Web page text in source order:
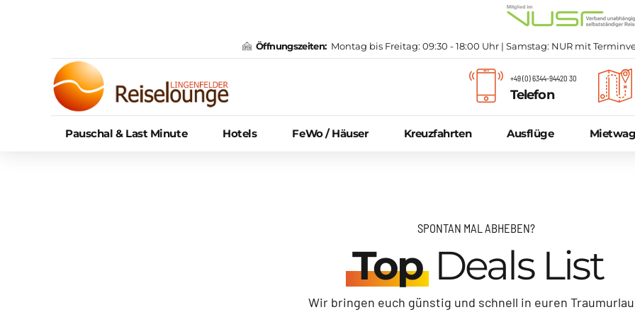
Öffnungszeiten: Montag bis Freitag: 09:30 - 18:00 Uhr | Samstag: NUR mit
+49 (0) 6344-94420 30
Telefon
Pauschal & Last Minute Hotels FeWo / Häuser Kreuzfahrten Ausflüge
Reiseberichte & Blog
Hilfe & FAQ
Reiseschutz Online
SPONTAN MAL ABHEBEN?
TopDeals List
Wir bringen euch günstig und schnell in euren